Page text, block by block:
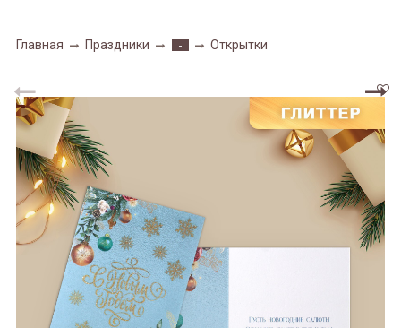
Главная Праздники - Открытки